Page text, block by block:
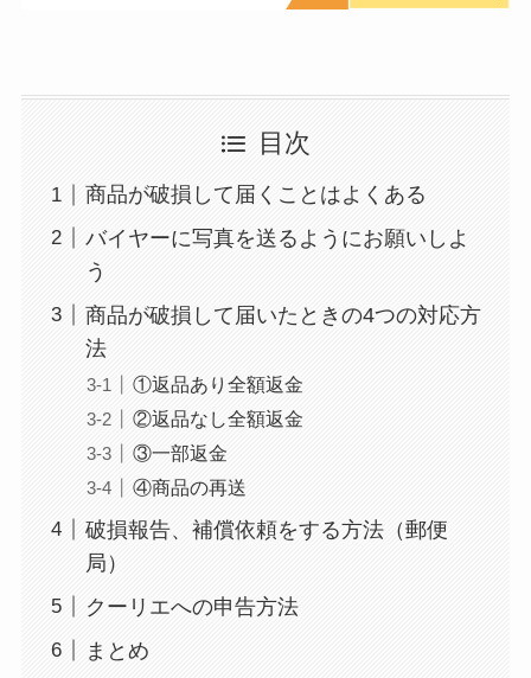
目次
商品が破損して届くことはよくある
バイヤーに写真を送るようにお願いしよ
う
商品が破損して届いたときの4つの対応方
法
①返品あり全額返金
②返品なし全額返金
③一部返金
④商品の再送
破損報告、補償依頼をする方法（郵便
局）
クーリエへの申告方法
まとめ